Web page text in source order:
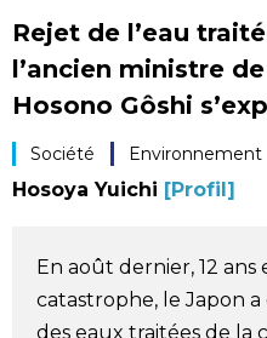
Économie
Société
Culture
Gastronomie
Le japonais
Rejet de l’eau
l’ancien ministre
Hosono Gôshi
Société Environnement
Hosoya Yuichi [Profil]
En août dernier, 12 ans
catastrophe, le Japon
des eaux traitées de la